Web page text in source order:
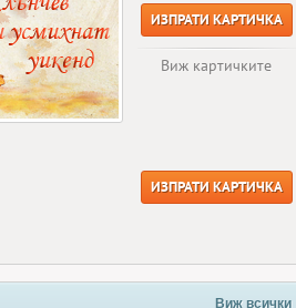
ИЗПРАТИ КАРТИЧКА
Виж картичките
ИЗПРАТИ КАРТИЧКА
Виж всички